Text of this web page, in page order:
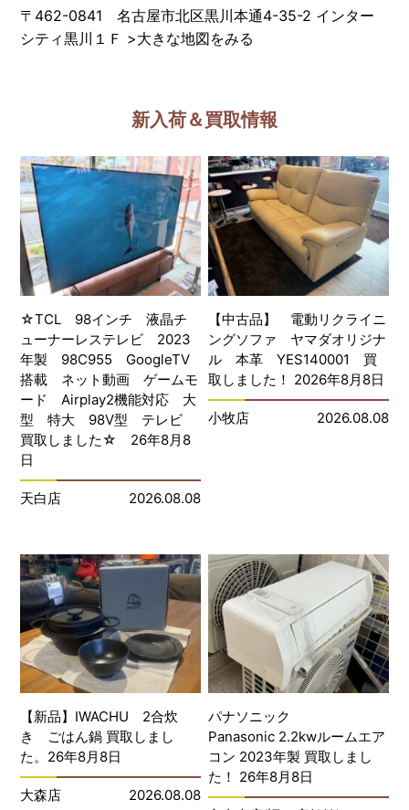
〒462-0841 名古屋市北区黒川本通4-35-2 インター
シティ黒川１Ｆ >大きな地図をみる
新入荷＆買取情報
☆TCL 98インチ 液晶チ
ューナーレステレビ 2023
年製 98C955 GoogleTV
搭載 ネット動画 ゲームモ
ード Airplay2機能対応 大
型 特大 98V型 テレビ
買取しました☆ 26年8月8
日
天白店 2026.08.08
【中古品】 電動リクライニ
ングソファ ヤマダオリジナ
ル 本革 YES140001 買
取しました！ 2026年8月8日
小牧店 2026.08.08
【新品】IWACHU 2合炊
き ごはん鍋 買取しまし
た。26年8月8日
大森店 2026.08.08
パナソニック
Panasonic 2.2kwルームエア
コン 2023年製 買取しまし
た！ 26年8月8日